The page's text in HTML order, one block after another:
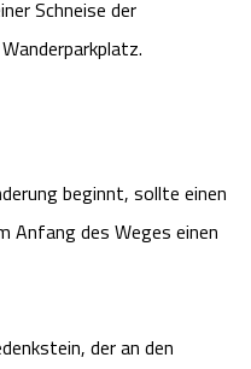
Schneise der
beginnt, sollte einen
Anfang des Weges einen
der an den